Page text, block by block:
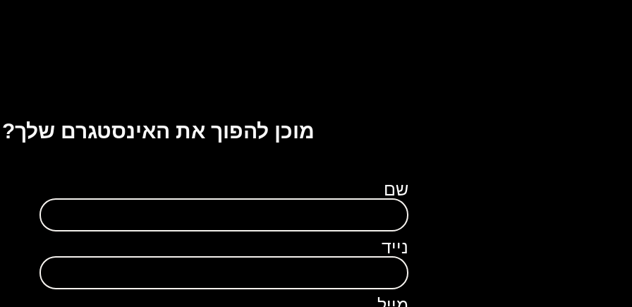
מוכן להפוך את האינסטגרם שלך?
שם
נייד